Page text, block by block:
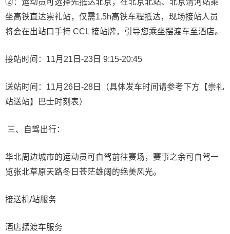
坐高铁直达崇礼站，仅需1.5h高铁车程抵达，现场接站人员
将会在出站口手持 CCL 接站牌，引导您乘坐摆渡车至酒店。
接站时间：11月21日-23日 9:15-20:45
送站时间：11月26日-28日（具体发车时间请参考下方【崇礼
站送站】巴士时刻表）
三、自驾出行：
华北周边城市的运动员可自驾前往赛场，赛事之余可自驾一
览张北草原天路冬日苍茫雄阔的绝美风光。
接送机/站服务
酒店摆渡车服务